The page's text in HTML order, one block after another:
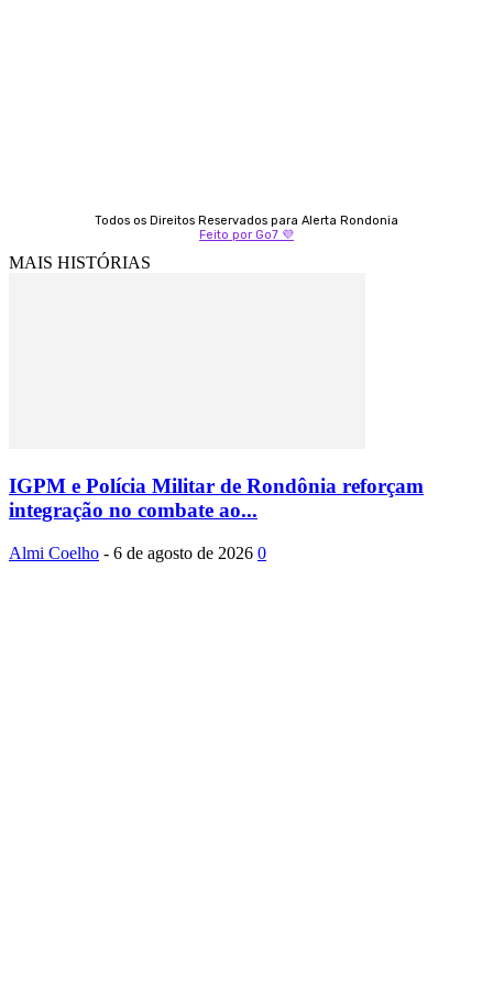
Todos os Direitos Reservados para Alerta Rondonia
Feito por Go7 💜
MAIS HISTÓRIAS
IGPM e Polícia Militar de Rondônia reforçam
integração no combate ao...
Almi Coelho - 6 de agosto de 2026 0